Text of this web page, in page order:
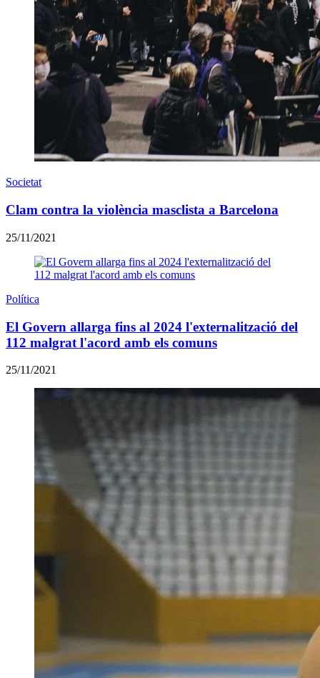
Societat
Clam contra la violència masclista a Barcelona
25/11/2021
Política
El Govern allarga fins al 2024 l'externalització del
112 malgrat l'acord amb els comuns
25/11/2021